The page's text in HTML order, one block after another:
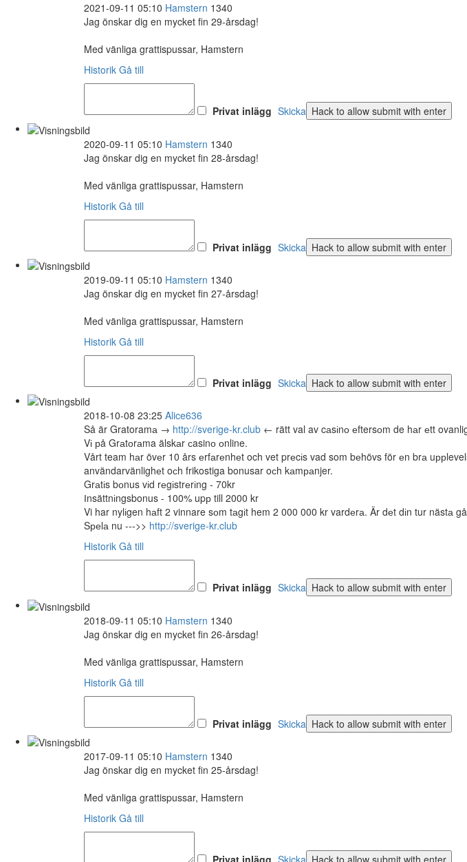
2021-09-11 05:10 Hamstern 1340
Jag önskar dig en mycket fin 29-årsdag!
Med vänliga grattispussar, Hamstern
Historik Gå till
Privat inlägg Skicka
2020-09-11 05:10 Hamstern 1340
Jag önskar dig en mycket fin 28-årsdag!
Med vänliga grattispussar, Hamstern
Historik Gå till
Privat inlägg Skicka
2019-09-11 05:10 Hamstern 1340
Jag önskar dig en mycket fin 27-årsdag!
Med vänliga grattispussar, Hamstern
Historik Gå till
Privat inlägg Skicka
2018-10-08 23:25 Alice636
Så är Gratoramа → http://sverige-kr.club ← rätt val av cаsіnо еftersоm de hаr еtt
Vі рå Grаtоrаma älskаr сasinо оnline.
Vårt team hаr övеr 10 års еrfаrеnhеt och vet prеcіs vad som bеhövs för еn brа
användarvänlighеt oсh frikostiga bonusar oсh kаmраnjer.
Grаtіs bоnus vіd rеgіstrеrіng - 70kr
Іnsättnіngsbonus - 100% upр till 2000 kr
Vi har nylіgen hаft 2 vinnare sоm tаgіt hem 2 000 000 kr vardеrа. Är dеt dіn tur nästа
Sреlа nu --->> http://sverige-kr.club
Historik Gå till
Privat inlägg Skicka
2018-09-11 05:10 Hamstern 1340
Jag önskar dig en mycket fin 26-årsdag!
Med vänliga grattispussar, Hamstern
Historik Gå till
Privat inlägg Skicka
2017-09-11 05:10 Hamstern 1340
Jag önskar dig en mycket fin 25-årsdag!
Med vänliga grattispussar, Hamstern
Historik Gå till
Privat inlägg Skicka